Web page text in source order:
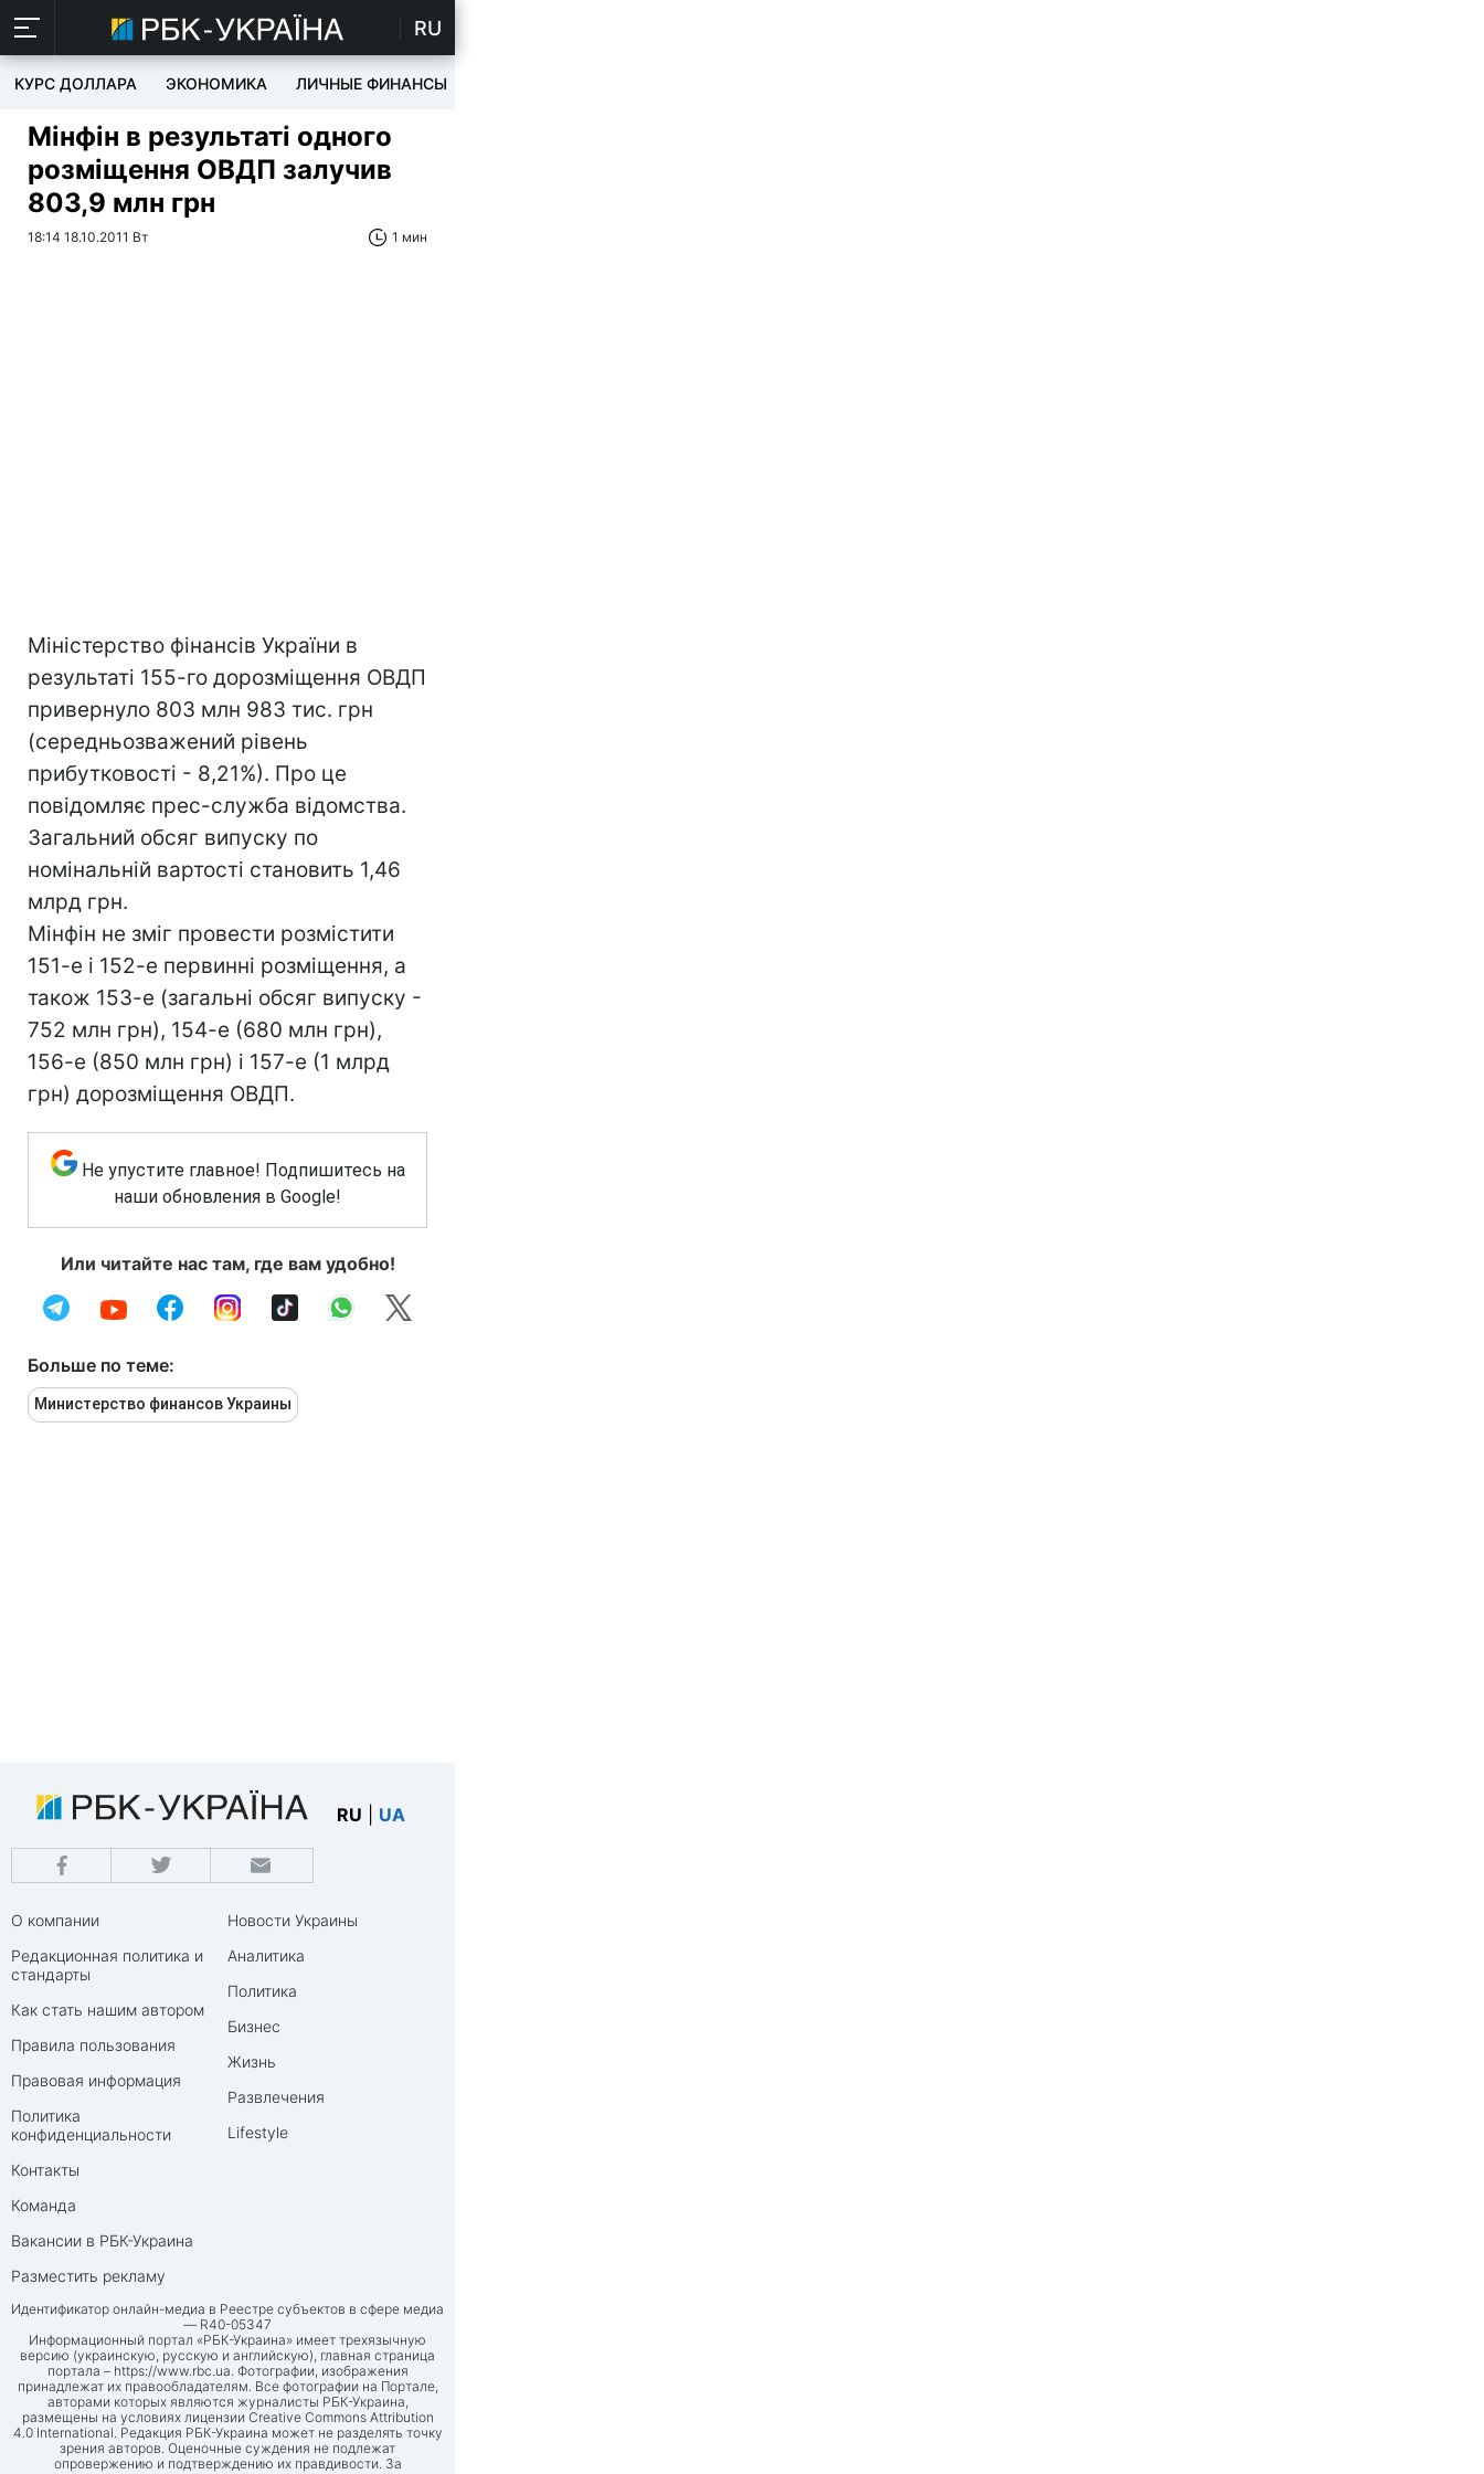
RU
КУРС ДОЛЛАРА ЭКОНОМИКА ЛИЧНЫЕ ФИНАНСЫ
Мінфін в результаті одного
розміщення ОВДП залучив
803,9 млн грн
18:14 18.10.2011 Вт 1 мин
Міністерство фінансів України в
результаті 155-го дорозміщення ОВДП
привернуло 803 млн 983 тис. грн
(середньозважений рівень
прибутковості - 8,21%). Про це
повідомляє прес-служба відомства.
Загальний обсяг випуску по
номінальній вартості становить 1,46
млрд грн.
Мінфін не зміг провести розмістити
151-е і 152-е первинні розміщення, а
також 153-е (загальні обсяг випуску -
752 млн грн), 154-е (680 млн грн),
156-е (850 млн грн) і 157-е (1 млрд
грн) дорозміщення ОВДП.
Не упустите главное! Подпишитесь на
наши обновления в Google!
Или читайте нас там, где вам удобно!
Больше по теме:
Министерство финансов Украины
RU UA
О компании
Редакционная политика и
стандарты
Как стать нашим автором
Правила пользования
Правовая информация
Политика
конфиденциальности
Контакты
Команда
Вакансии в РБК-Украина
Разместить рекламу
Новости Украины
Аналитика
Политика
Бизнес
Жизнь
Развлечения
Lifestyle
Идентификатор онлайн-медиа в Реестре субъектов в сфере медиа
— R40-05347
Информационный портал «РБК-Украина» имеет трехязычную
версию (украинскую, русскую и английскую), главная страница
портала – https://www.rbc.ua. Фотографии, изображения
принадлежат их правообладателям. Все фотографии на Портале,
авторами которых являются журналисты РБК-Украина,
размещены на условиях лицензии Creative Commons Attribution
4.0 International. Редакция РБК-Украина может не разделять точку
зрения авторов. Оценочные суждения не подлежат
опровержению и подтверждению их правдивости. За